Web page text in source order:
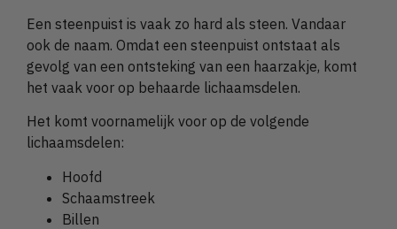
Een steenpuist is vaak zo hard als steen. Vandaar
ook de naam. Omdat een steenpuist ontstaat als
gevolg van een ontsteking van een haarzakje, komt
het vaak voor op behaarde lichaamsdelen.
Het komt voornamelijk voor op de volgende
lichaamsdelen:
Hoofd
Schaamstreek
Billen